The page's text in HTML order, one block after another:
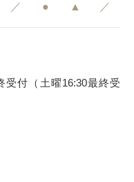
／ ● ▲ ／
受付（土曜16:30最終受